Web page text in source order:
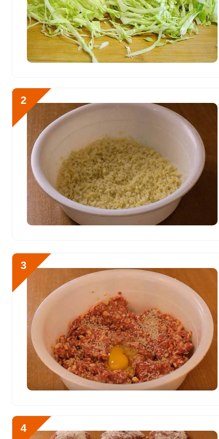
Витамин E 2 мг
Биотин 7.9 мг
Витамин К 59.1 мкг
Калий
Кальций
Кремний 322.5 мг
Магний 312.3 мг
Натрий 6438.5 мг
Сера 283.8 мг
Фосфор
Алюминий
Железо
75.7 мкг
Кобальт 43.7 мкг
Литий 312.2 мкг
Марганец 2.7 мкг
1273.3 мкг
Рубидий
2
3
4
Приступим к готовке
кипятком. Даем
капусту.
Отправляя эту форму, вы